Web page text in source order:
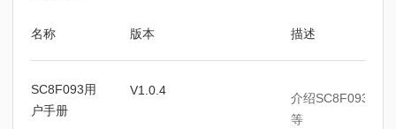
名称 版本 描述
SC8F093用
户手册
V1.0.4
介绍SC8F093芯
等